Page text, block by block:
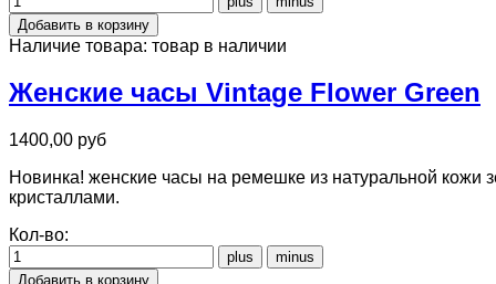
Наличие товара: товар в наличии
Женские часы Vintage Flower Green
1400,00 руб
Новинка! женские часы на ремешке из натуральной
кристаллами.
Кол-во: